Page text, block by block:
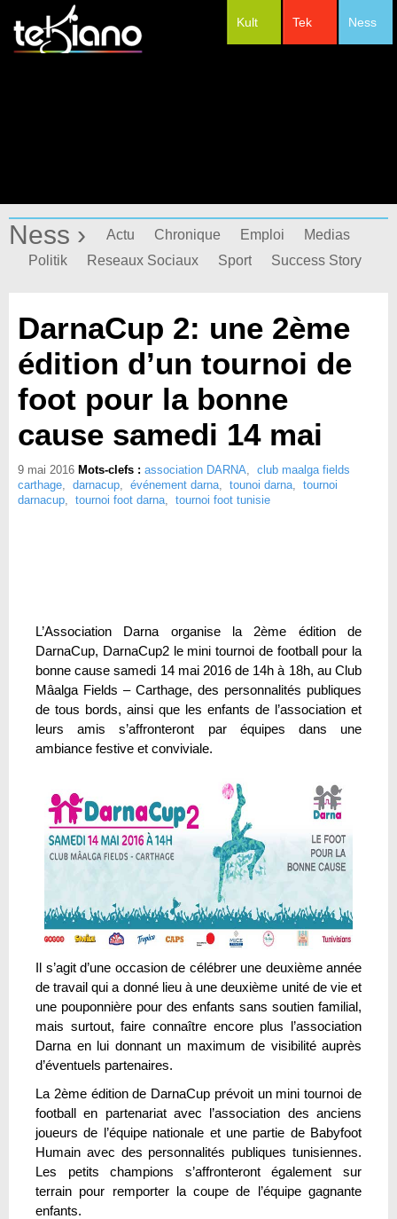
Ness
Tek
Kult
Ness › Actu Chronique Emploi
Medias
Politik
Reseaux Sociaux Sport Success Story
DarnaCup 2: une 2ème
édition d’un tournoi de
foot pour la bonne
cause samedi 14 mai
9 mai 2016 Mots-clefs : association DARNA, club maalga fields
carthage, darnacup, événement darna, tounoi darna, tournoi
darnacup, tournoi foot darna, tournoi foot tunisie
L’Association Darna organise la 2ème édition de
DarnaCup, DarnaCup2 le mini tournoi de football pour la
bonne cause samedi 14 mai 2016 de 14h à 18h, au Club
Mâalga Fields – Carthage, des personnalités publiques
de tous bords, ainsi que les enfants de l’association et
leurs amis s’affronteront par équipes dans une
ambiance festive et conviviale.
Il s’agit d’une occasion de célébrer une deuxième année
de travail qui a donné lieu à une deuxième unité de vie et
une pouponnière pour des enfants sans soutien familial,
mais surtout, faire connaître encore plus l’association
Darna en lui donnant un maximum de visibilité auprès
d’éventuels partenaires.
La 2ème édition de DarnaCup prévoit un mini tournoi de
football en partenariat avec l’association des anciens
joueurs de l’équipe nationale et une partie de Babyfoot
Humain avec des personnalités publiques tunisiennes.
Les petits champions s’affronteront également sur
terrain pour remporter la coupe de l’équipe gagnante
enfants.